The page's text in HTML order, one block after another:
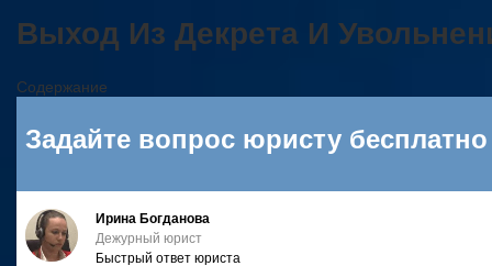
Выход Из Декрета И
Содержание